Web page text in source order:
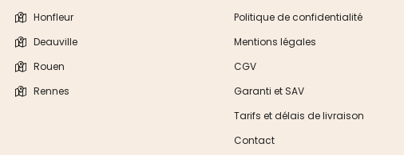
Honfleur
Deauville
Rouen
Rennes
Politique de confidentialité
Mentions légales
CGV
Garanti et SAV
Tarifs et délais de livraison
Contact